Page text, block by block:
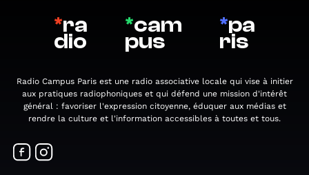
*ra
dio
*cam
pus
*pa
ris
Radio Campus Paris est une radio associative locale qui vise à initier
aux pratiques radiophoniques et qui défend une mission d'intérêt
général : favoriser l'expression citoyenne, éduquer aux médias et
rendre la culture et l'information accessibles à toutes et tous.